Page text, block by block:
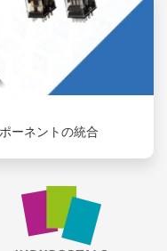
ーネントの統合